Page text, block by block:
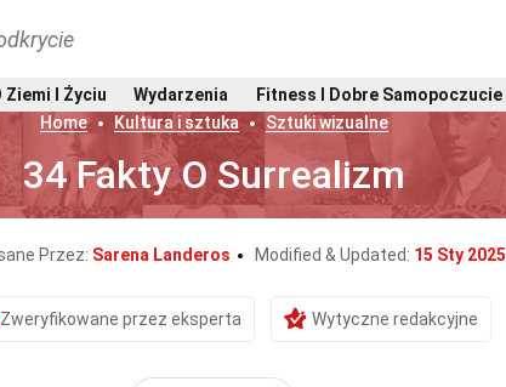
Ziemi I Życiu Wydarzenia Fitness I Dobre Samopoczucie
Home
Kultura i sztuka Sztuki wizualne
34 Fakty O Surrealizm
Przez: Sarena Landeros Modified & Updated: 15 Sty 2025
Zweryfikowane przez eksperta Wytyczne redakcyjne